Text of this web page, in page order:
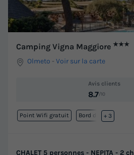
Camping Vigna Maggiore ★★★
Olmeto -Voir sur la carte
Avis clients
8.7/10
Point Wifi gratuit Bord de mer
+ 3
CHALET 5 personnes - NEPITA - 2